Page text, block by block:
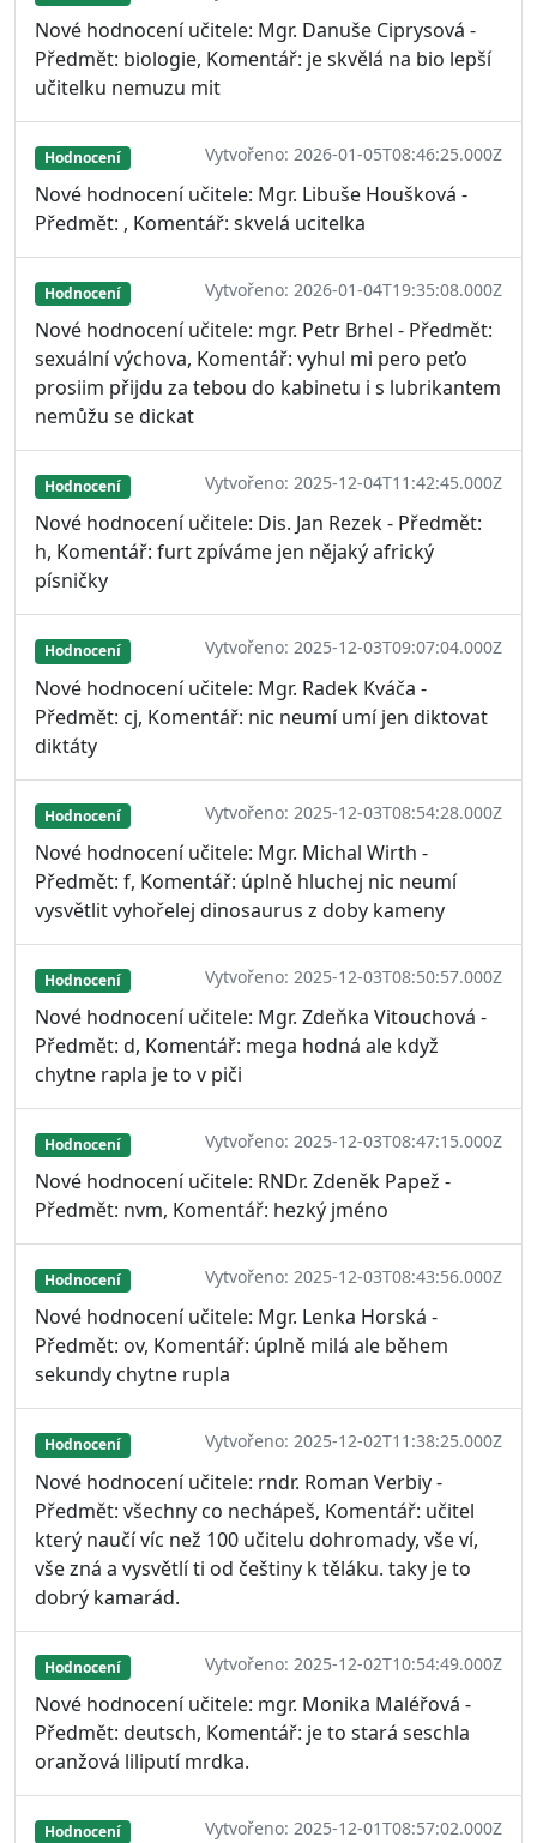
Nové hodnocení učitele: Mgr. Danuše Ciprysová -
Předmět: biologie, Komentář: je skvělá na bio lepší
učitelku nemuzu mit
Hodnocení Vytvořeno: 2026-01-05T08:46:25.000Z
Nové hodnocení učitele: Mgr. Libuše Houšková -
Předmět: , Komentář: skvelá ucitelka
Hodnocení Vytvořeno: 2026-01-04T19:35:08.000Z
Nové hodnocení učitele: mgr. Petr Brhel - Předmět:
sexuální výchova, Komentář: vyhul mi pero peťo
prosiim přijdu za tebou do kabinetu i s lubrikantem
nemůžu se dickat
Hodnocení Vytvořeno: 2025-12-04T11:42:45.000Z
Nové hodnocení učitele: Dis. Jan Rezek - Předmět:
h, Komentář: furt zpíváme jen nějaký africký
písničky
Hodnocení Vytvořeno: 2025-12-03T09:07:04.000Z
Nové hodnocení učitele: Mgr. Radek Kváča -
Předmět: cj, Komentář: nic neumí umí jen diktovat
diktáty
Hodnocení Vytvořeno: 2025-12-03T08:54:28.000Z
Nové hodnocení učitele: Mgr. Michal Wirth -
Předmět: f, Komentář: úplně hluchej nic neumí
vysvětlit vyhořelej dinosaurus z doby kameny
Hodnocení Vytvořeno: 2025-12-03T08:50:57.000Z
Nové hodnocení učitele: Mgr. Zdeňka Vitouchová -
Předmět: d, Komentář: mega hodná ale když
chytne rapla je to v piči
Hodnocení Vytvořeno: 2025-12-03T08:47:15.000Z
Nové hodnocení učitele: RNDr. Zdeněk Papež -
Předmět: nvm, Komentář: hezký jméno
Hodnocení Vytvořeno: 2025-12-03T08:43:56.000Z
Nové hodnocení učitele: Mgr. Lenka Horská -
Předmět: ov, Komentář: úplně milá ale během
sekundy chytne rupla
Hodnocení Vytvořeno: 2025-12-02T11:38:25.000Z
Nové hodnocení učitele: rndr. Roman Verbiy -
Předmět: všechny co nechápeš, Komentář: učitel
který naučí víc než 100 učitelu dohromady, vše ví,
vše zná a vysvětlí ti od češtiny k těláku. taky je to
dobrý kamarád.
Hodnocení Vytvořeno: 2025-12-02T10:54:49.000Z
Nové hodnocení učitele: mgr. Monika Maléřová -
Předmět: deutsch, Komentář: je to stará seschla
oranžová liliputí mrdka.
Hodnocení Vytvořeno: 2025-12-01T08:57:02.000Z